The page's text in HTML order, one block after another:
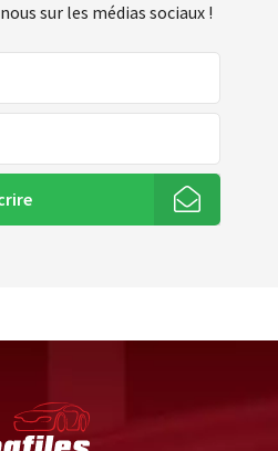
sur les médias sociaux !